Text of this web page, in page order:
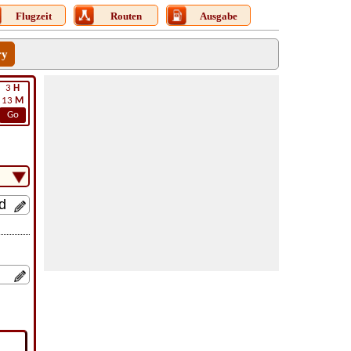
Flugzeit Routen Ausgabe
3 H
13 M
Go